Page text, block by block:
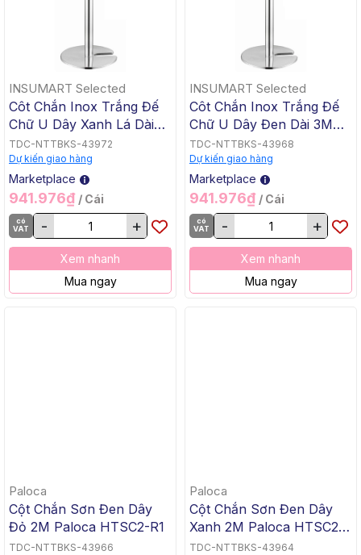
INSUMART Selected
Côt Chắn Inox Trắng Đế
Chữ U Dây Xanh Lá Dài
3M PTCI-U3
TDC-NTTBKS-43972
Dự kiến giao hàng
Marketplace
941.976₫ / Cái
có
VAT
- +
Xem nhanh
Mua ngay
INSUMART Selected
Côt Chắn Inox Trắng Đế
Chữ U Dây Đen Dài 3M
PTCI-UD3
TDC-NTTBKS-43968
Dự kiến giao hàng
Marketplace
941.976₫ / Cái
có
VAT
- +
Xem nhanh
Mua ngay
Paloca
Cột Chắn Sơn Đen Dây
Đỏ 2M Paloca HTSC2-R1
TDC-NTTBKS-43966
Paloca
Cột Chắn Sơn Đen Dây
Xanh 2M Paloca HTSC2-
B1
TDC-NTTBKS-43964